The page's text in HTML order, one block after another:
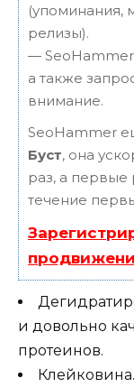
(упоминания,
релизы).
— SeoHammer
а также
внимание.
SeoHammer
Буст, она
раз, а первые
течение
и довольно
протеинов.